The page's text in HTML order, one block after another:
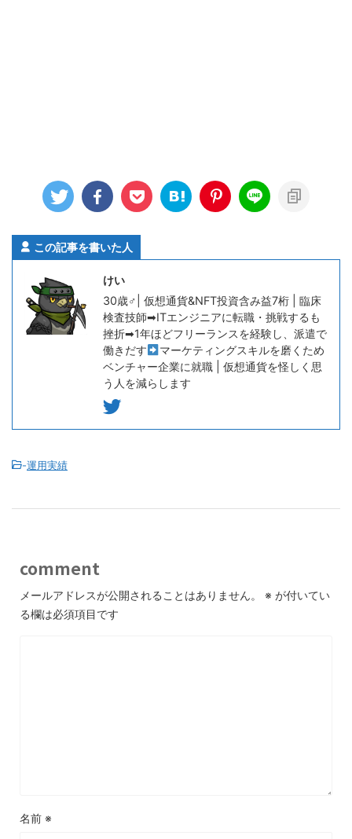
この記事を書いた人
けい
30歳♂| 仮想通貨&NFT投資含み益7桁 | 臨床
検査技師➡ITエンジニアに転職・挑戦するも
挫折➡1年ほどフリーランスを経験し、派遣で
働きだす
マーケティングスキルを磨くため
ベンチャー企業に就職 | 仮想通貨を怪しく思
う人を減らします
-運用実績
comment
メールアドレスが公開されることはありません。 ※ が付いてい
る欄は必須項目です
名前 ※